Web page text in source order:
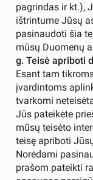
pagrindas ir kt.),
ištrintume Jūsų
pasinaudoti šia
mūsų Duomenų
g. Teisė apriboti
Esant tam
įvardintoms
tvarkomi
Jūs pateikėte
mūsų teisėto
teisę apriboti
Norėdami
prašom pateikti